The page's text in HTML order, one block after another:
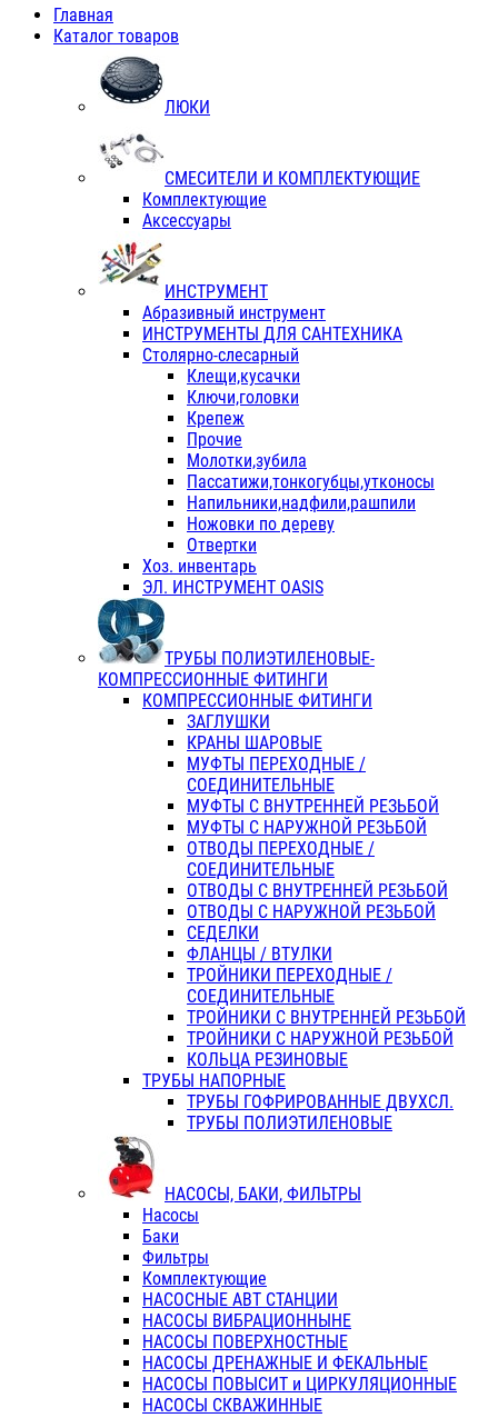
Главная
Каталог товаров
ЛЮКИ
СМЕСИТЕЛИ И КОМПЛЕКТУЮЩИЕ
Комплектующие
Аксессуары
ИНСТРУМЕНТ
Абразивный инструмент
ИНСТРУМЕНТЫ ДЛЯ САНТЕХНИКА
Столярно-слесарный
Клещи,кусачки
Ключи,головки
Крепеж
Прочие
Молотки,зубила
Пассатижи,тонкогубцы,утконосы
Напильники,надфили,рашпили
Ножовки по дереву
Отвертки
Хоз. инвентарь
ЭЛ. ИНСТРУМЕНТ OASIS
ТРУБЫ ПОЛИЭТИЛЕНОВЫЕ-
КОМПРЕССИОННЫЕ ФИТИНГИ
КОМПРЕССИОННЫЕ ФИТИНГИ
ЗАГЛУШКИ
КРАНЫ ШАРОВЫЕ
МУФТЫ ПЕРЕХОДНЫЕ /
СОЕДИНИТЕЛЬНЫЕ
МУФТЫ С ВНУТРЕННЕЙ РЕЗЬБОЙ
МУФТЫ С НАРУЖНОЙ РЕЗЬБОЙ
ОТВОДЫ ПЕРЕХОДНЫЕ /
СОЕДИНИТЕЛЬНЫЕ
ОТВОДЫ С ВНУТРЕННЕЙ РЕЗЬБОЙ
ОТВОДЫ С НАРУЖНОЙ РЕЗЬБОЙ
СЕДЕЛКИ
ФЛАНЦЫ / ВТУЛКИ
ТРОЙНИКИ ПЕРЕХОДНЫЕ /
СОЕДИНИТЕЛЬНЫЕ
ТРОЙНИКИ С ВНУТРЕННЕЙ РЕЗЬБОЙ
ТРОЙНИКИ С НАРУЖНОЙ РЕЗЬБОЙ
КОЛЬЦА РЕЗИНОВЫЕ
ТРУБЫ НАПОРНЫЕ
ТРУБЫ ГОФРИРОВАННЫЕ ДВУХСЛ.
ТРУБЫ ПОЛИЭТИЛЕНОВЫЕ
НАСОСЫ, БАКИ, ФИЛЬТРЫ
Насосы
Баки
Фильтры
Комплектующие
НАСОСНЫЕ АВТ СТАНЦИИ
НАСОСЫ ВИБРАЦИОННЫНЕ
НАСОСЫ ПОВЕРХНОСТНЫЕ
НАСОСЫ ДРЕНАЖНЫЕ И ФЕКАЛЬНЫЕ
НАСОСЫ ПОВЫСИТ и ЦИРКУЛЯЦИОННЫЕ
НАСОСЫ СКВАЖИННЫЕ